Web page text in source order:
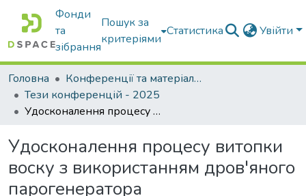
Фонди
та
зібрання
Пошук за
критеріями
Статистика Увійти
Головна
Конференції та матеріали конференцій
Тези конференцій - 2025
Удосконалення процесу витопки воску з використанням дров'яного парогенератора
Удосконалення процесу витопки
воску з використанням дров'яного
парогенератора